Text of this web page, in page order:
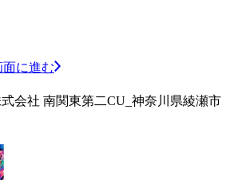
面に進む
会社 南関東第二CU_神奈川県綾瀬市